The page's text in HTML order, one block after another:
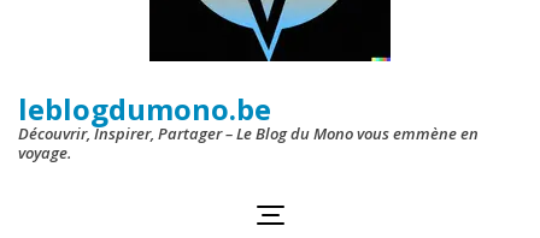
leblogdumono.be
Découvrir, Inspirer, Partager – Le Blog du Mono vous emmène en
voyage.